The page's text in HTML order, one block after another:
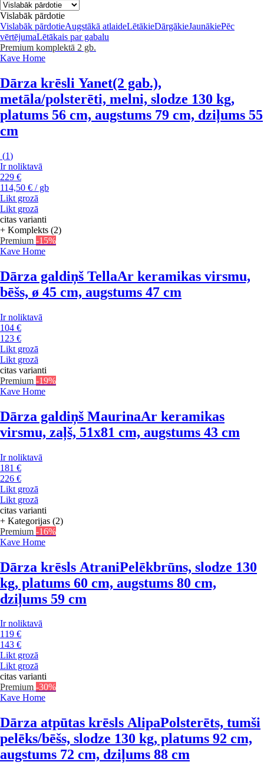
Vislabāk pārdotie
Vislabāk pārdotieAugstākā atlaideLētākieDārgākieJaunākiePēc
vērtējumaLētākais par gabalu
Premium komplektā 2 gb.
Kave Home
Dārza krēsli Yanet(2 gab.),
metāla/polsterēti, melni, slodze 130 kg,
platums 56 cm, augstums 79 cm, dziļums 55
cm
(1)
Ir noliktavā
229 €
114,50 € / gb
Likt grozā
Likt grozā
citas varianti
+ Komplekts (2)
Premium -15%
Kave Home
Dārza galdiņš TellaAr keramikas virsmu,
bēšs, ø 45 cm, augstums 47 cm
Ir noliktavā
104 €
123 €
Likt grozā
Likt grozā
citas varianti
Premium -19%
Kave Home
Dārza galdiņš MaurinaAr keramikas
virsmu, zaļš, 51x81 cm, augstums 43 cm
Ir noliktavā
181 €
226 €
Likt grozā
Likt grozā
citas varianti
+ Kategorijas (2)
Premium -16%
Kave Home
Dārza krēsls AtraniPelēkbrūns, slodze 130
kg, platums 60 cm, augstums 80 cm,
dziļums 59 cm
Ir noliktavā
119 €
143 €
Likt grozā
Likt grozā
citas varianti
Premium -30%
Kave Home
Dārza atpūtas krēsls AlipaPolsterēts, tumši
pelēks/bēšs, slodze 130 kg, platums 92 cm,
augstums 72 cm, dziļums 88 cm